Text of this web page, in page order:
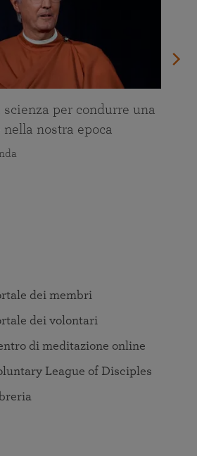
scienza per condurre una
nostra epoca
dei membri
dei volontari
di meditazione online
League of Disciples